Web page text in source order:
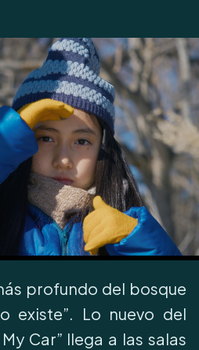
profundo del bosque
existe”. Lo nuevo del
Car” llega a las salas